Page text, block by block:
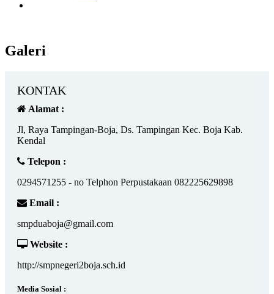
Galeri
KONTAK
Alamat :
Jl, Raya Tampingan-Boja, Ds. Tampingan Kec. Boja Kab.
Kendal
Telepon :
0294571255 - no Telphon Perpustakaan 082225629898
Email :
smpduaboja@gmail.com
Website :
http://smpnegeri2boja.sch.id
Media Sosial :